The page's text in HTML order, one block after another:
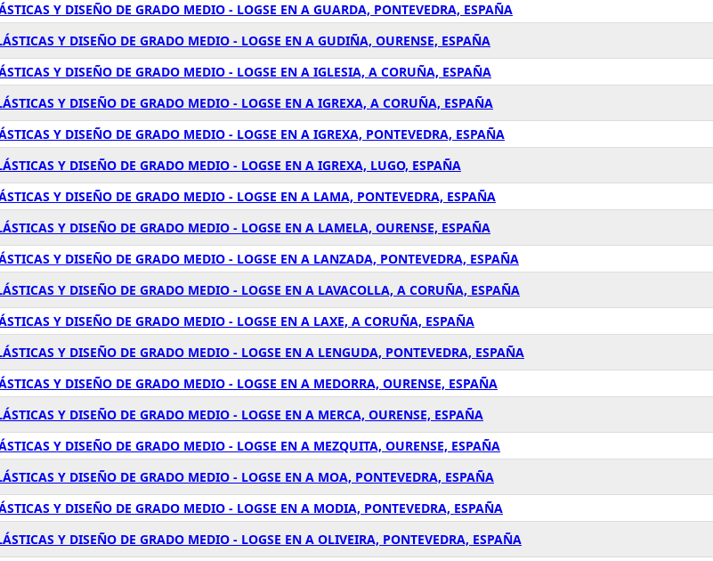
Y DISEÑO DE GRADO MEDIO - LOGSE EN A GUARDA, PONTEVEDRA, ESPAÑA
Y DISEÑO DE GRADO MEDIO - LOGSE EN A GUDIÑA, OURENSE, ESPAÑA
Y DISEÑO DE GRADO MEDIO - LOGSE EN A IGLESIA, A CORUÑA, ESPAÑA
Y DISEÑO DE GRADO MEDIO - LOGSE EN A IGREXA, A CORUÑA, ESPAÑA
Y DISEÑO DE GRADO MEDIO - LOGSE EN A IGREXA, PONTEVEDRA, ESPAÑA
Y DISEÑO DE GRADO MEDIO - LOGSE EN A IGREXA, LUGO, ESPAÑA
Y DISEÑO DE GRADO MEDIO - LOGSE EN A LAMA, PONTEVEDRA, ESPAÑA
Y DISEÑO DE GRADO MEDIO - LOGSE EN A LAMELA, OURENSE, ESPAÑA
Y DISEÑO DE GRADO MEDIO - LOGSE EN A LANZADA, PONTEVEDRA, ESPAÑA
Y DISEÑO DE GRADO MEDIO - LOGSE EN A LAVACOLLA, A CORUÑA, ESPAÑA
Y DISEÑO DE GRADO MEDIO - LOGSE EN A LAXE, A CORUÑA, ESPAÑA
Y DISEÑO DE GRADO MEDIO - LOGSE EN A LENGUDA, PONTEVEDRA, ESPAÑA
Y DISEÑO DE GRADO MEDIO - LOGSE EN A MEDORRA, OURENSE, ESPAÑA
Y DISEÑO DE GRADO MEDIO - LOGSE EN A MERCA, OURENSE, ESPAÑA
Y DISEÑO DE GRADO MEDIO - LOGSE EN A MEZQUITA, OURENSE, ESPAÑA
Y DISEÑO DE GRADO MEDIO - LOGSE EN A MOA, PONTEVEDRA, ESPAÑA
Y DISEÑO DE GRADO MEDIO - LOGSE EN A MODIA, PONTEVEDRA, ESPAÑA
Y DISEÑO DE GRADO MEDIO - LOGSE EN A OLIVEIRA, PONTEVEDRA, ESPAÑA